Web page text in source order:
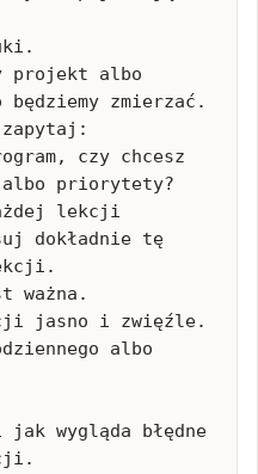
projekt albo
zmierzać.
zapytaj:
czy chcesz
albo priorytety?
lekcji
dokładnie tę
ważna.
jasno i zwięźle.
albo
wygląda błędne